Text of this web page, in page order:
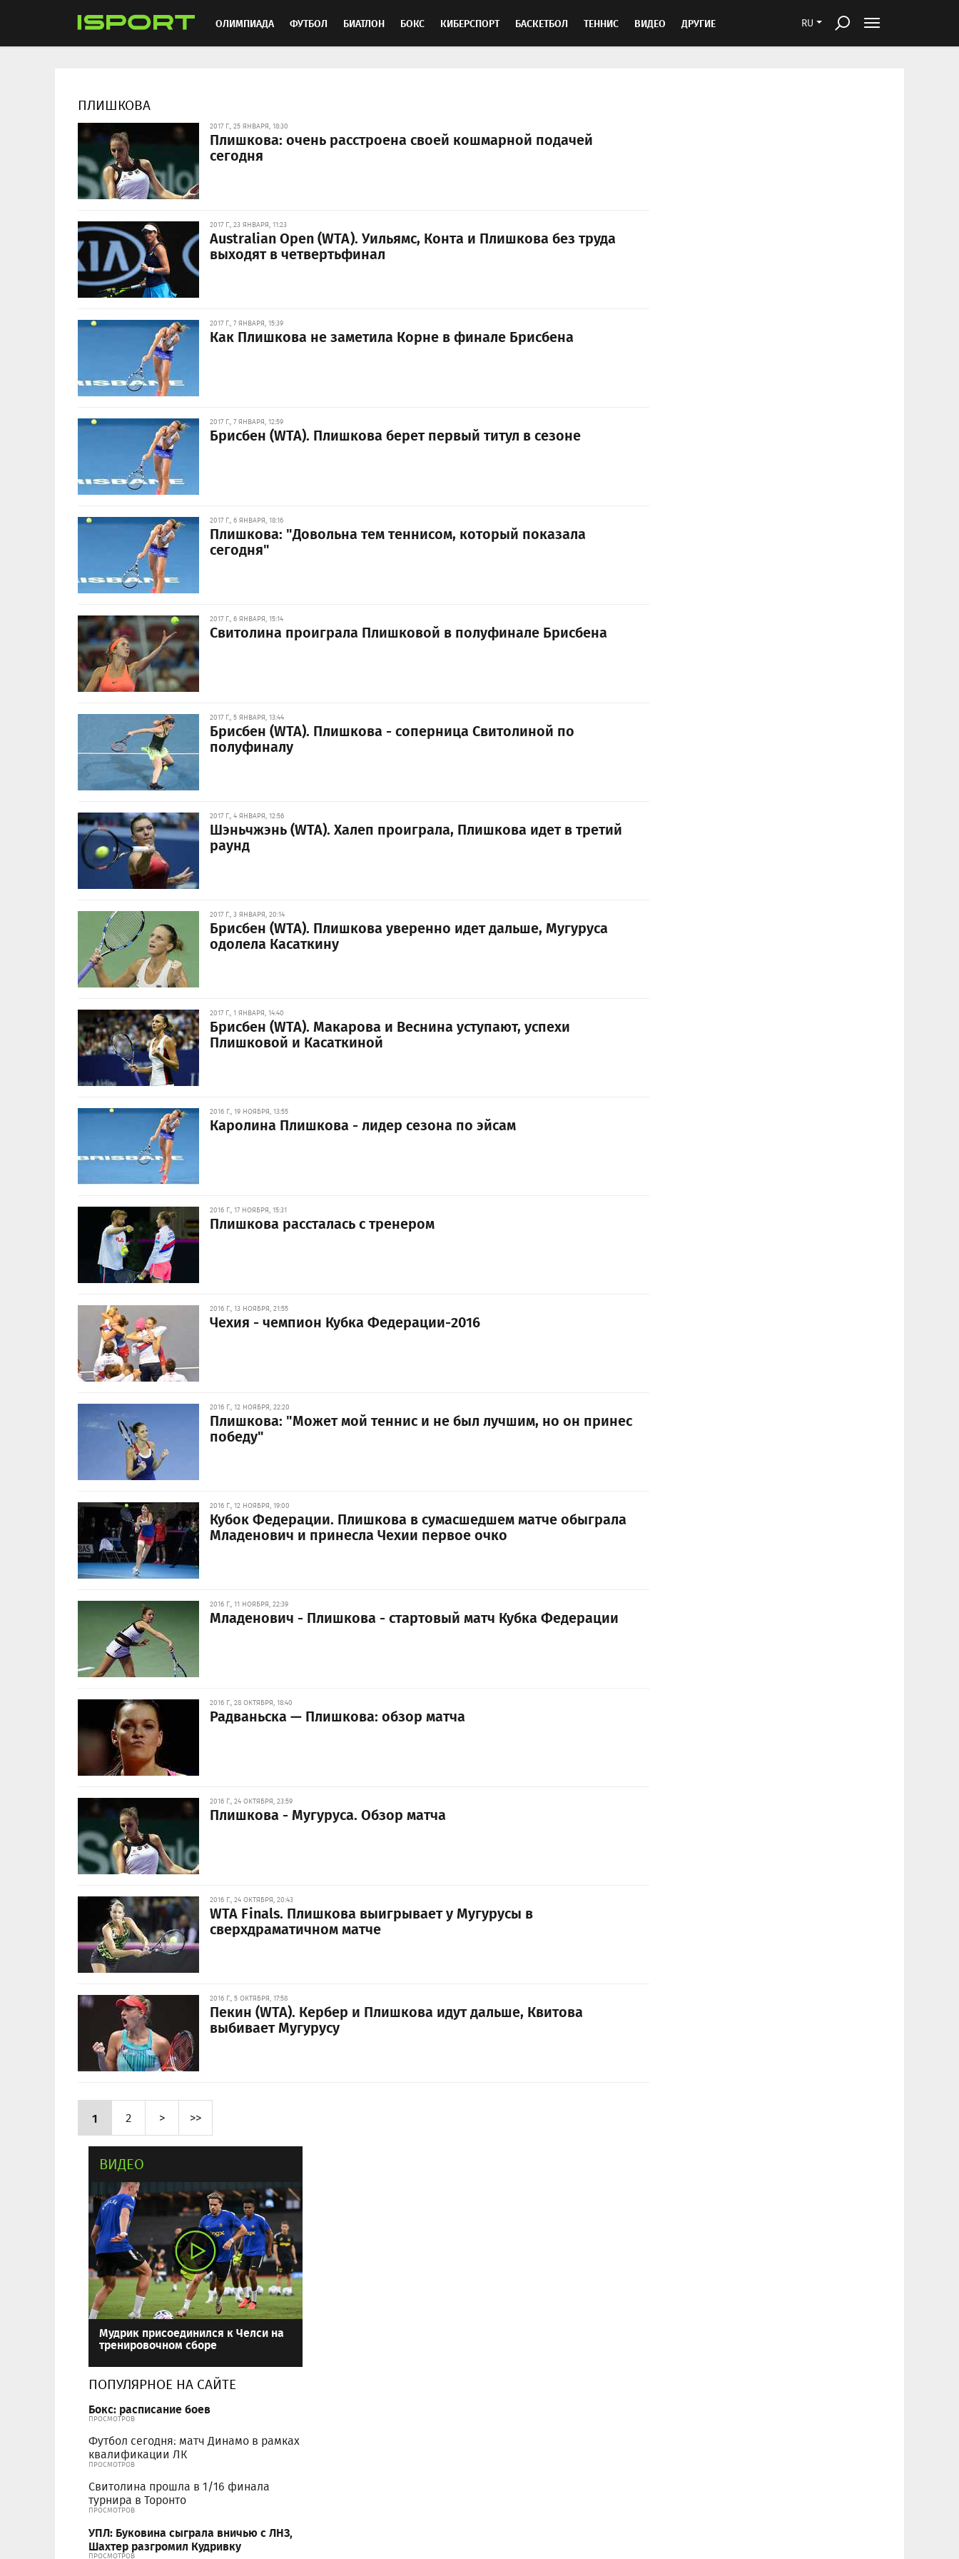
RU
ОЛИМПИАДА ФУТБОЛ БИАТЛОН БОКС КИБЕРСПОРТ БАСКЕТБОЛ ТЕННИС ВИДЕО ДРУГИЕ
ПЛИШКОВА
2017 Г., 25 ЯНВАРЯ, 18:30
Плишкова: очень расстроена своей кошмарной подачей
сегодня
2017 Г., 23 ЯНВАРЯ, 11:23
Australian Open (WTA). Уильямс, Конта и Плишкова без труда
выходят в четвертьфинал
2017 Г., 7 ЯНВАРЯ, 15:39
Как Плишкова не заметила Корне в финале Брисбена
2017 Г., 7 ЯНВАРЯ, 12:59
Брисбен (WTA). Плишкова берет первый титул в сезоне
2017 Г., 6 ЯНВАРЯ, 18:16
Плишкова: "Довольна тем теннисом, который показала
сегодня"
2017 Г., 6 ЯНВАРЯ, 15:14
Свитолина проиграла Плишковой в полуфинале Брисбена
2017 Г., 5 ЯНВАРЯ, 13:44
Брисбен (WTA). Плишкова - соперница Свитолиной по
полуфиналу
2017 Г., 4 ЯНВАРЯ, 12:56
Шэньчжэнь (WTA). Халеп проиграла, Плишкова идет в третий
раунд
2017 Г., 3 ЯНВАРЯ, 20:14
Брисбен (WTA). Плишкова уверенно идет дальше, Мугуруса
одолела Касаткину
2017 Г., 1 ЯНВАРЯ, 14:40
Брисбен (WTA). Макарова и Веснина уступают, успехи
Плишковой и Касаткиной
2016 Г., 19 НОЯБРЯ, 13:55
Каролина Плишкова - лидер сезона по эйсам
2016 Г., 17 НОЯБРЯ, 15:31
Плишкова рассталась с тренером
2016 Г., 13 НОЯБРЯ, 21:55
Чехия - чемпион Кубка Федерации-2016
2016 Г., 12 НОЯБРЯ, 22:20
Плишкова: "Может мой теннис и не был лучшим, но он принес
победу"
2016 Г., 12 НОЯБРЯ, 19:00
Кубок Федерации. Плишкова в сумасшедшем матче обыграла
Младенович и принесла Чехии первое очко
2016 Г., 11 НОЯБРЯ, 22:39
Младенович - Плишкова - стартовый матч Кубка Федерации
2016 Г., 28 ОКТЯБРЯ, 18:40
Радваньска — Плишкова: обзор матча
2016 Г., 24 ОКТЯБРЯ, 23:59
Плишкова - Мугуруса. Обзор матча
2016 Г., 24 ОКТЯБРЯ, 20:43
WTA Finals. Плишкова выигрывает у Мугурусы в
сверхдраматичном матче
2016 Г., 5 ОКТЯБРЯ, 17:58
Пекин (WTA). Кербер и Плишкова идут дальше, Квитова
выбивает Мугурусу
1 2 > >>
ВИДЕО
Мудрик присоединился к Челси на
тренировочном сборе
ПОПУЛЯРНОЕ НА САЙТЕ
Бокс: расписание боев
ПРОСМОТРОВ
Футбол сегодня: матч Динамо в рамках
квалификации ЛК
ПРОСМОТРОВ
Свитолина прошла в 1/16 финала
турнира в Торонто
ПРОСМОТРОВ
УПЛ: Буковина сыграла вничью с ЛНЗ,
Шахтер разгромил Кудривку
ПРОСМОТРОВ